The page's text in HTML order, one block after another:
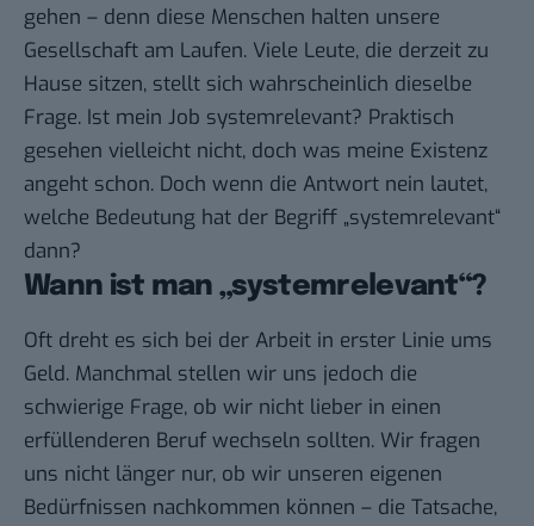
gehen – denn diese Menschen halten unsere
Gesellschaft am Laufen. Viele Leute, die derzeit zu
Hause sitzen, stellt sich wahrscheinlich dieselbe
Frage. Ist mein Job systemrelevant? Praktisch
gesehen vielleicht nicht, doch was meine Existenz
angeht schon. Doch wenn die Antwort nein lautet,
welche Bedeutung hat der Begriff „systemrelevant“
dann?
Wann ist man „systemrelevant“?
Oft dreht es sich bei der Arbeit in erster Linie ums
Geld. Manchmal stellen wir uns jedoch die
schwierige Frage, ob wir nicht lieber in einen
erfüllenderen Beruf wechseln sollten. Wir fragen
uns nicht länger nur, ob wir unseren eigenen
Bedürfnissen nachkommen können – die Tatsache,